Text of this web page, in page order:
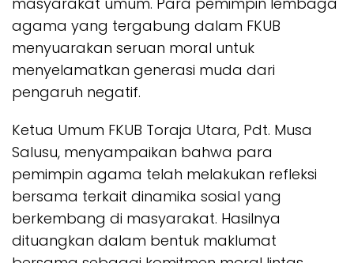
agama yang tergabung dalam FKUB
menyuarakan seruan moral untuk
menyelamatkan generasi muda dari
pengaruh negatif.
Ketua Umum FKUB Toraja Utara, Pdt. Musa
Salusu, menyampaikan bahwa para
pemimpin agama telah melakukan refleksi
bersama terkait dinamika sosial yang
berkembang di masyarakat. Hasilnya
dituangkan dalam bentuk maklumat